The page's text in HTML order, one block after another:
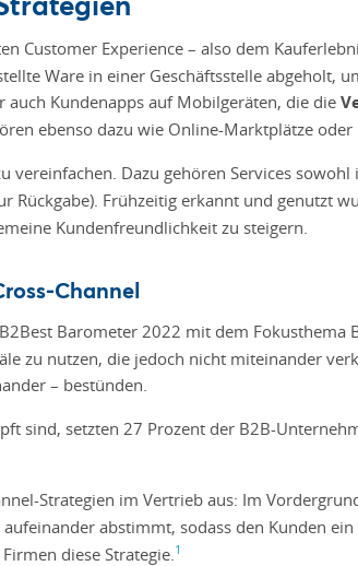
Customer Experience – also dem
Ware in einer Geschäftsstelle abgeholt,
Kundenapps auf Mobilgeräten, die die
ebenso dazu wie Online-Marktplätze oder
Dazu gehören Services sowohl
Rückgabe). Frühzeitig erkannt und genutzt
Kundenfreundlichkeit zu steigern.
Channel
Barometer 2022 mit dem Fokusthema
zu nutzen, die jedoch nicht miteinander
– bestünden.
sind, setzten 27 Prozent der B2B-
Strategien im Vertrieb aus: Im
abstimmt, sodass den Kunden ein
diese Strategie.1